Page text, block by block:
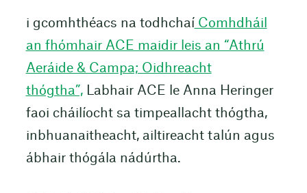
i gcomhthéacs na todhchaí Comhdháil
an fhómhair ACE maidir leis an “Athrú
Aeráide & Campa; Oidhreacht
thógtha”,Labhair ACE le Anna Heringer
faoi cháilíocht sa timpeallacht thógtha,
inbhuanaitheacht, ailtireacht talún agus
ábhair thógála nádúrtha.